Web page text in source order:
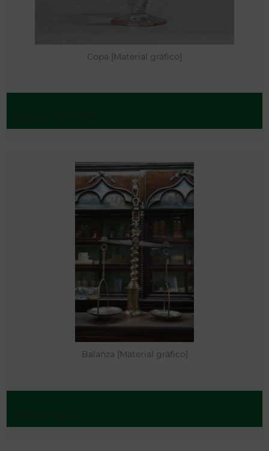
Copa [Material gráfico]
Balanza [Material gráfico]